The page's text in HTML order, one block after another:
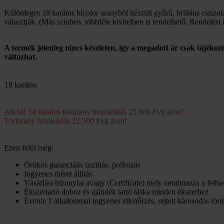
Különleges 18 karátos bicolor aranyból készült gyűrű, briliáns
választják. (Más színben, többféle kivitelben is rendelhető.
A termék jelenleg nincs készleten, így a megadott ár csak
változhat.
18 karátos
Akció! 14 karátos törtarany beszámítás 25.600 Ft/g áron!
Törtarany felvásárlás 22.500 Ft/g áron!
Ezen felül még:
Örökös garanciális tisztítás, polírozás
Ingyenes méret állítás
Vásárlási bizonylat avagy (Certificate) mely tartalmazza a
Ékszertartó doboz és ajándék tartó táska minden ékszerhez
Évente 1 alkalommal ingyenes ellenőrzés, rejtett károsodás